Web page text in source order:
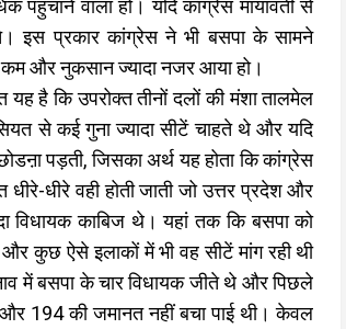
वाला हो। यदि कांग्रेस मायावती से
इस प्रकार कांग्रेस ने भी बसपा के सामने
और नुकसान ज्यादा नजर आया हो।
है कि उपरोक्त तीनों दलों की मंशा तालमेल
से कई गुना ज्यादा सीटें चाहते थे और यदि
पड़ती, जिसका अर्थ यह होता कि कांग्रेस
धीरे वही होती जाती जो उत्तर प्रदेश और
विधायक काबिज थे। यहां तक कि बसपा को
और कुछ ऐसे इलाकों में भी वह सीटें मांग रही थी
में बसपा के चार विधायक जीते थे और पिछले
194 की जमानत नहीं बचा पाई थी। केवल